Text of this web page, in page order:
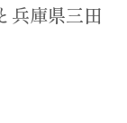
兵庫県三田